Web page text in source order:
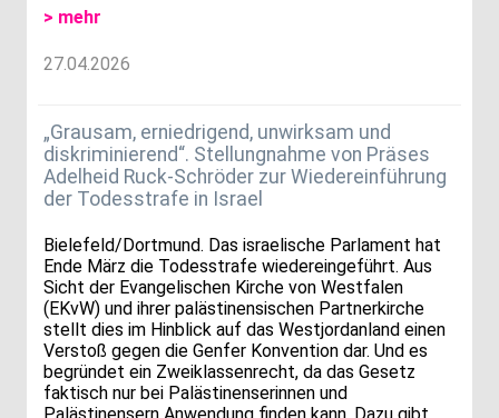
> mehr
27.04.2026
„Grausam, erniedrigend, unwirksam und
diskriminierend“. Stellungnahme von Präses
Adelheid Ruck-Schröder zur Wiedereinführung
der Todesstrafe in Israel
Bielefeld/Dortmund. Das israelische Parlament hat
Ende März die Todesstrafe wiedereingeführt. Aus
Sicht der Evangelischen Kirche von Westfalen
(EKvW) und ihrer palästinensischen Partnerkirche
stellt dies im Hinblick auf das Westjordanland einen
Verstoß gegen die Genfer Konvention dar. Und es
begründet ein Zweiklassenrecht, da das Gesetz
faktisch nur bei Palästinenserinnen und